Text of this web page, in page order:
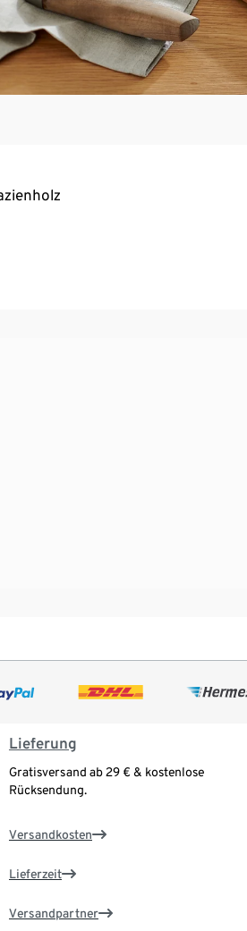
Lieferung
Gratisversand ab 29 € & kostenlose
Rücksendung.
Versandkosten
Lieferzeit
Versandpartner